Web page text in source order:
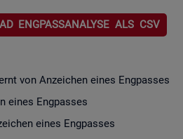
ENGPASSANALYSE ALS CSV
von An­zei­chen eines Eng­pas­ses
eines Eng­pas­ses
eines Eng­pas­ses